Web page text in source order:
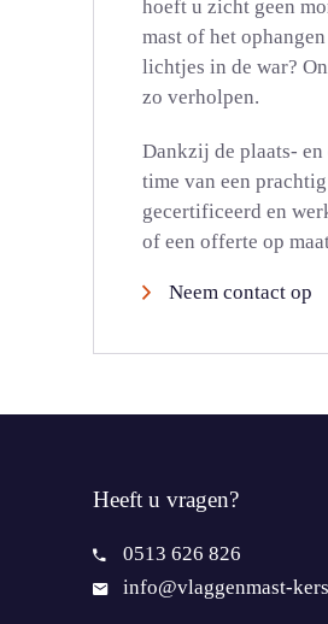
hoeft u zicht geen
mast of het
lichtjes in de war?
zo verholpen.
Dankzij de plaats-
time van een
gecertificeerd en
of een offerte op
Neem contact op
Heeft u vragen?
0513 626 826
info@vlaggenmast-